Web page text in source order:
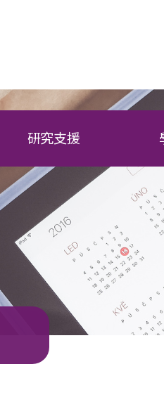
研究支援